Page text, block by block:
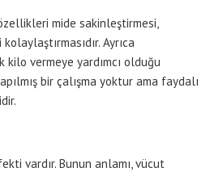
mide sakinleştirmesi,
Ayrıca
kilo vermeye yardımcı olduğu
bir çalışma yoktur ama faydalı
vardır. Bunun anlamı, vücut